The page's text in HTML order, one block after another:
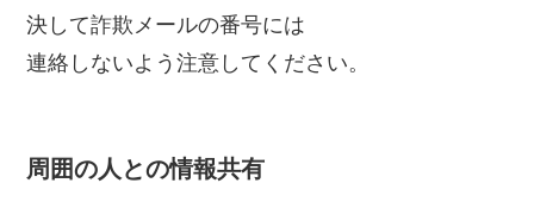
決して詐欺メールの番号には
連絡しないよう注意してください。
周囲の人との情報共有